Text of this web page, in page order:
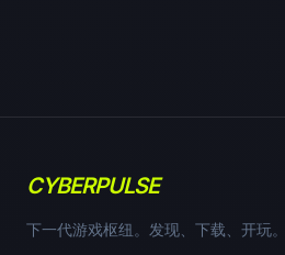
CYBERPULSE
下一代游戏枢纽。发现、下载、开玩。